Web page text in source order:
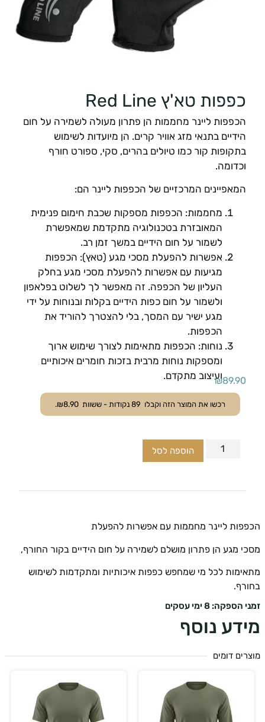
כפפות טא'ץ Red Line
הכפפות ליינר מחממות הן פתרון מעולה לשמירה על חום
הידיים בתנאי מזג אוויר קרים. הן מיועדות לשימוש
בתקופות קור כמו טיולים בהרים, סקי, ספורט חורף
וכדומה.
המאפיינים המרכזיים של הכפפות ליינר הם:
מחממות: הכפפות מספקות שכבת חימום פנימית
המאובזרת בטכנולוגיה מתקדמת שמאפשרת
לשמור על חום הידיים במשך זמן רב.
אפשרות להפעלת מסכי מגע (טאץ): הכפפות
מגיעות עם אפשרות להפעלת מסכי מגע בחלק
העליון של הכפפה. זה מאפשר לך לשלוט בפלאפון
ולשמור על חום כפות הידיים בקלות ובנוחות על ידי
מגע ישיר עם המסך, בלי להצטרך להוריד את
הכפפות.
נוחות: הכפפות מתאימות לצורך שימוש ארוך
ומספקות נוחות מרבית בזכות חומרים איכותיים
ועיצוב מתקדם.
₪89.90
רכשו את המוצר הזה וקבלו89נקודות - ששוות ₪ 8.90
.
הוספה לסל
ליינר מחממות עם אפשרות להפעלת
מגע הן פתרון מושלם לשמירה על חום הידיים בקור החורף,
לכל מי שמחפש כפפות איכותיות ומתקדמות לשימוש
8 ימי עסקים
נוסף
דומים